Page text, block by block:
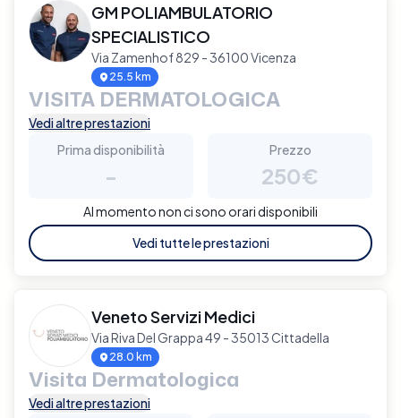
GM POLIAMBULATORIO
SPECIALISTICO
Via Zamenhof 829 - 36100 Vicenza
25.5 km
VISITA DERMATOLOGICA
Vedi altre prestazioni
Prima disponibilità
-
Prezzo
250€
Al momento non ci sono orari disponibili
Vedi tutte le prestazioni
Veneto Servizi Medici
Via Riva Del Grappa 49 - 35013 Cittadella
28.0 km
Visita Dermatologica
Vedi altre prestazioni